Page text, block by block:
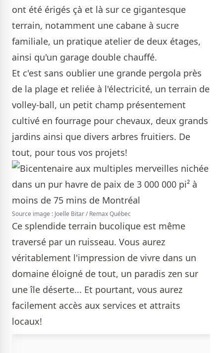
ont été érigés çà et là sur ce gigantesque
terrain, notamment une cabane à sucre
familiale, un pratique atelier de deux étages,
ainsi qu'un garage double chauffé.
Et c'est sans oublier une grande pergola près
de la plage et reliée à l'électricité, un terrain de
volley-ball, un petit champ présentement
cultivé en fourrage pour chevaux, deux grands
jardins ainsi que divers arbres fruitiers. De
tout, pour tous vos projets!
Source image : Joelle Bitar / Remax Québec
Ce splendide terrain bucolique est même
traversé par un ruisseau. Vous aurez
véritablement l'impression de vivre dans un
domaine éloigné de tout, un paradis zen sur
une île déserte... Et pourtant, vous aurez
facilement accès aux services et attraits
locaux!